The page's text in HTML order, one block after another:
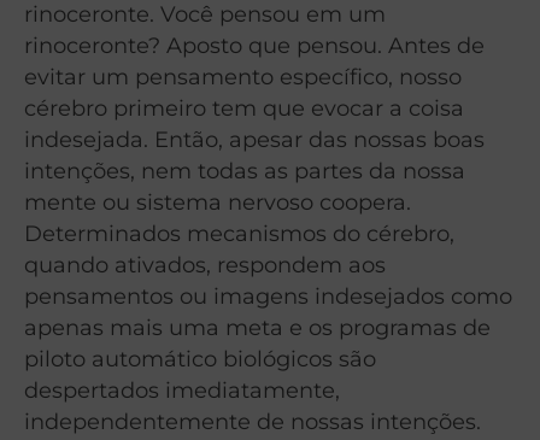
rinoceronte. Você pensou em um
rinoceronte? Aposto que pensou. Antes de
evitar um pensamento específico, nosso
cérebro primeiro tem que evocar a coisa
indesejada. Então, apesar das nossas boas
intenções, nem todas as partes da nossa
mente ou sistema nervoso coopera.
Determinados mecanismos do cérebro,
quando ativados, respondem aos
pensamentos ou imagens indesejados como
apenas mais uma meta e os programas de
piloto automático biológicos são
despertados imediatamente,
independentemente de nossas intenções.